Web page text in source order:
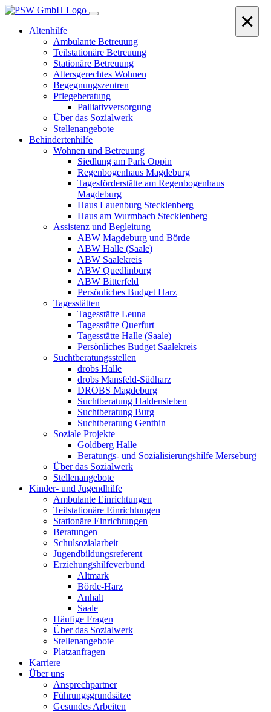
Altenhilfe
Ambulante Betreuung
Teilstationäre Betreuung
Stationäre Betreuung
Altersgerechtes Wohnen
Begegnungszentren
Pflegeberatung
Palliativversorgung
Über das Sozialwerk
Stellenangebote
Behindertenhilfe
Wohnen und Betreuung
Siedlung am Park Oppin
Regenbogenhaus Magdeburg
Tagesförderstätte am Regenbogenhaus
Magdeburg
Haus Lauenburg Stecklenberg
Haus am Wurmbach Stecklenberg
Assistenz und Begleitung
ABW Magdeburg und Börde
ABW Halle (Saale)
ABW Saalekreis
ABW Quedlinburg
ABW Bitterfeld
Persönliches Budget Harz
Tagesstätten
Tagesstätte Leuna
Tagesstätte Querfurt
Tagesstätte Halle (Saale)
Persönliches Budget Saalekreis
Suchtberatungsstellen
drobs Halle
drobs Mansfeld-Südharz
DROBS Magdeburg
Suchtberatung Haldensleben
Suchtberatung Burg
Suchtberatung Genthin
Soziale Projekte
Goldberg Halle
Beratungs- und Sozialisierungshilfe Merseburg
Über das Sozialwerk
Stellenangebote
Kinder- und Jugendhilfe
Ambulante Einrichtungen
Teilstationäre Einrichtungen
Stationäre Einrichtungen
Beratungen
Schulsozialarbeit
Jugendbildungsreferent
Erziehungshilfeverbund
Altmark
Börde-Harz
Anhalt
Saale
Häufige Fragen
Über das Sozialwerk
Stellenangebote
Platzanfragen
Karriere
Über uns
Ansprechpartner
Führungsgrundsätze
Gesundes Arbeiten
×